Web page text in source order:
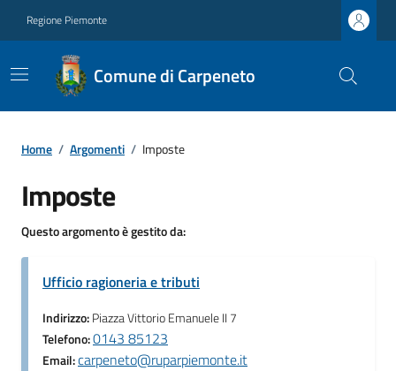
Regione Piemonte
Comune di Carpeneto
Home / Argomenti / Imposte
Imposte
Questo argomento è gestito da:
Ufficio ragioneria e tributi
Indirizzo:Piazza Vittorio Emanuele II 7
Telefono:0143 85123
Email:carpeneto@ruparpiemonte.it